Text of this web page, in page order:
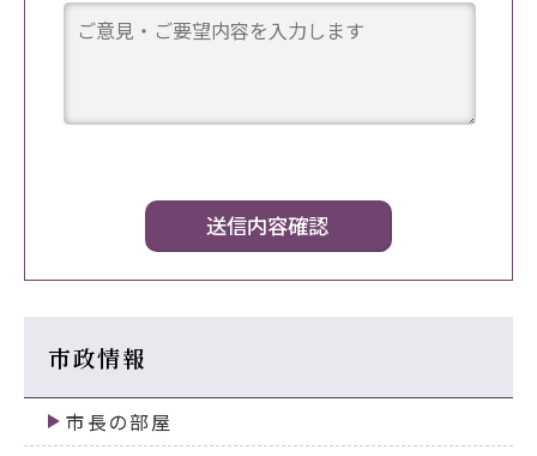
市政情報
市長の部屋